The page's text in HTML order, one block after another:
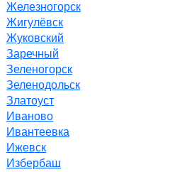
Железногорск
Жигулёвск
Жуковский
Заречный
Зеленогорск
Зеленодольск
Златоуст
Иваново
Ивантеевка
Ижевск
Избербаш